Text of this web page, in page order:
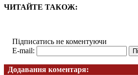
ЧИТАЙТЕ ТАКОЖ:
Підписатись не коментуючи
E-mail:
Додавання коментаря: